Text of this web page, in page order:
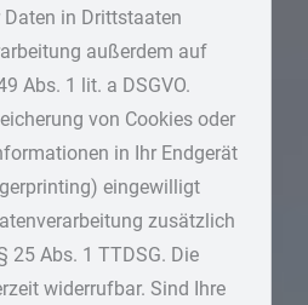
Daten in Drittstaaten
außerdem auf
Abs. 1 lit. a DSGVO.
von Cookies oder
in Ihr Endgerät
eingewilligt
zusätzlich
25 Abs. 1 TTDSG. Die
widerrufbar. Sind Ihre